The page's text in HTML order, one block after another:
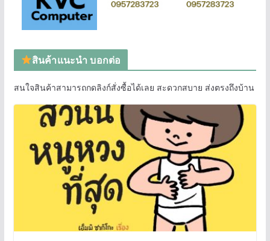
สินค้าแนะนำ บอกต่อ
สนใจสินค้าสามารถกดลิงก์สั่งซื้อได้เลย สะดวกสบาย ส่งตรงถึงบ้าน